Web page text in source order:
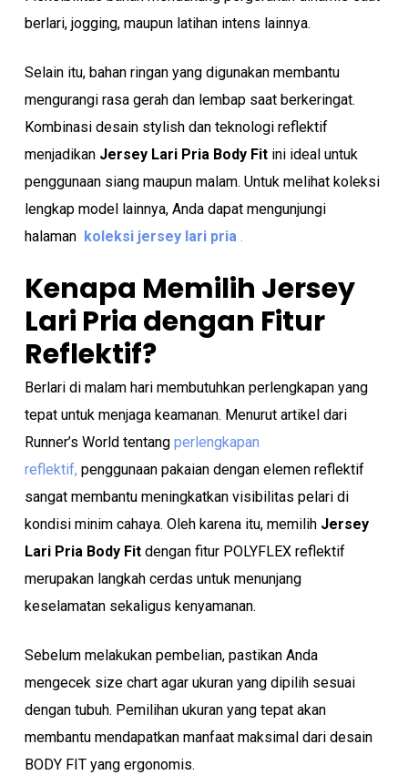
berlari, jogging, maupun latihan intens lainnya.
Selain itu, bahan ringan yang digunakan membantu
mengurangi rasa gerah dan lembap saat berkeringat.
Kombinasi desain stylish dan teknologi reflektif
menjadikan Jersey Lari Pria Body Fitini ideal untuk
penggunaan siang maupun malam. Untuk melihat koleksi
lengkap model lainnya, Anda dapat mengunjungi
halaman koleksi jersey lari pria.
Kenapa Memilih Jersey
Lari Pria dengan Fitur
Reflektif?
Berlari di malam hari membutuhkan perlengkapan yang
tepat untuk menjaga keamanan. Menurut artikel dari
Runner’s World tentang perlengkapan
reflektif, penggunaan pakaian dengan elemen reflektif
sangat membantu meningkatkan visibilitas pelari di
kondisi minim cahaya. Oleh karena itu, memilih Jersey
Lari Pria Body Fit dengan fitur POLYFLEX reflektif
merupakan langkah cerdas untuk menunjang
keselamatan sekaligus kenyamanan.
Sebelum melakukan pembelian, pastikan Anda
mengecek size chart agar ukuran yang dipilih sesuai
dengan tubuh. Pemilihan ukuran yang tepat akan
membantu mendapatkan manfaat maksimal dari desain
BODY FIT yang ergonomis.